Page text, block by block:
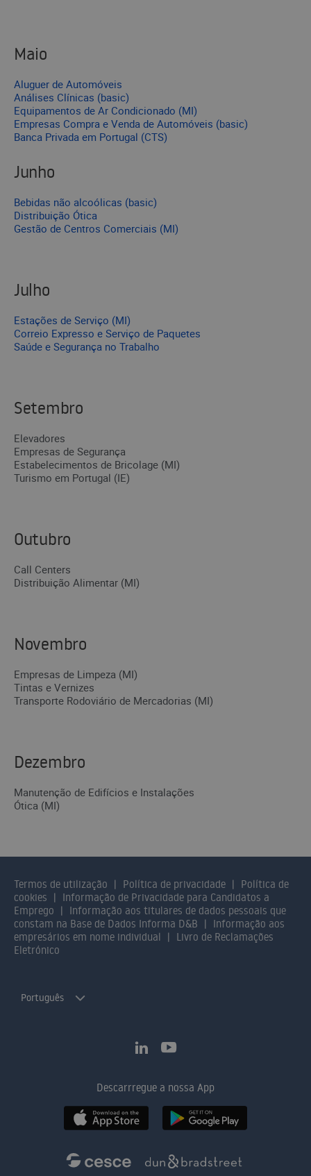
Maio
Aluguer de Automóveis
Análises Clínicas (basic)
Equipamentos de Ar Condicionado (MI)
Empresas Compra e Venda de Automóveis (basic)
Banca Privada em Portugal (CTS)
Junho
Bebidas não alcoólicas (basic)
Distribuição Ótica
Gestão de Centros Comerciais (MI)
Julho
Estações de Serviço (MI)
Correio Expresso e Serviço de Paquetes
Saúde e Segurança no Trabalho
Setembro
Elevadores
Empresas de Segurança
Estabelecimentos de Bricolage (MI)
Turismo em Portugal (IE)
Outubro
Call Centers
Distribuição Alimentar (MI)
Novembro
Empresas de Limpeza (MI)
Tintas e Vernizes
Transporte Rodoviário de Mercadorias (MI)
Dezembro
Manutenção de Edifícios e Instalações
Ótica (MI)
Termos de utilização Política de privacidade
Política de
cookies
Informação de Privacidade para Candidatos a
Emprego
Informação aos titulares de dados pessoais que
constam na Base de Dados Informa D&B
Informação aos
empresários em nome individual
Livro de Reclamações
Eletrónico
Português
Descarrregue a nossa App